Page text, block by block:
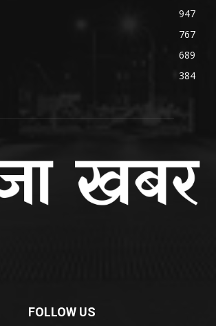
947
767
689
384
FOLLOW US